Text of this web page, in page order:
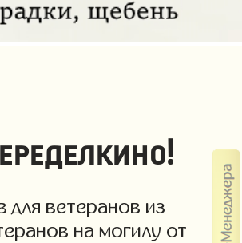
ветеранов из
на могилу от